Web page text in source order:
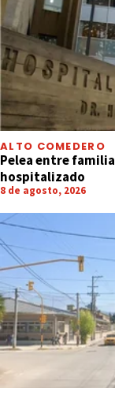
ALTO COMEDERO
Pelea entre
hospitalizado
8 de agosto, 2026